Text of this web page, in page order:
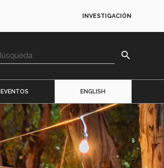
INVESTIGACIÓN
search
EVENTOS ENGLISH